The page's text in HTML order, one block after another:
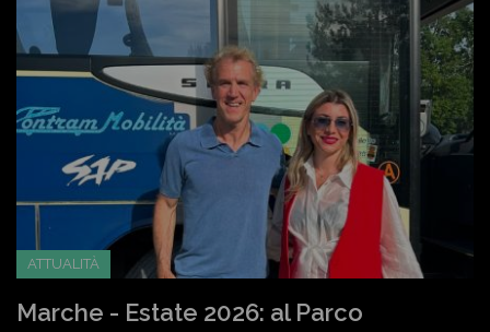
ATTUALITÀ
Marche - Estate 2026: al Parco